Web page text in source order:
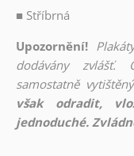
■ Stříbrná
Upozornění!
dodávány zvlášť.
samostatně
však odradit,
jednoduché.